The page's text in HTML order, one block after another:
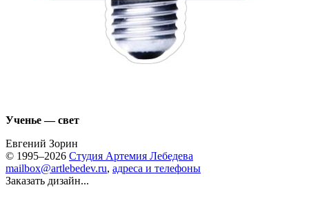
Ученье — свет
Евгений Зорин
© 1995–2026 Студия Артемия Лебедева
mailbox@artlebedev.ru, адреса и телефоны
Заказать дизайн...